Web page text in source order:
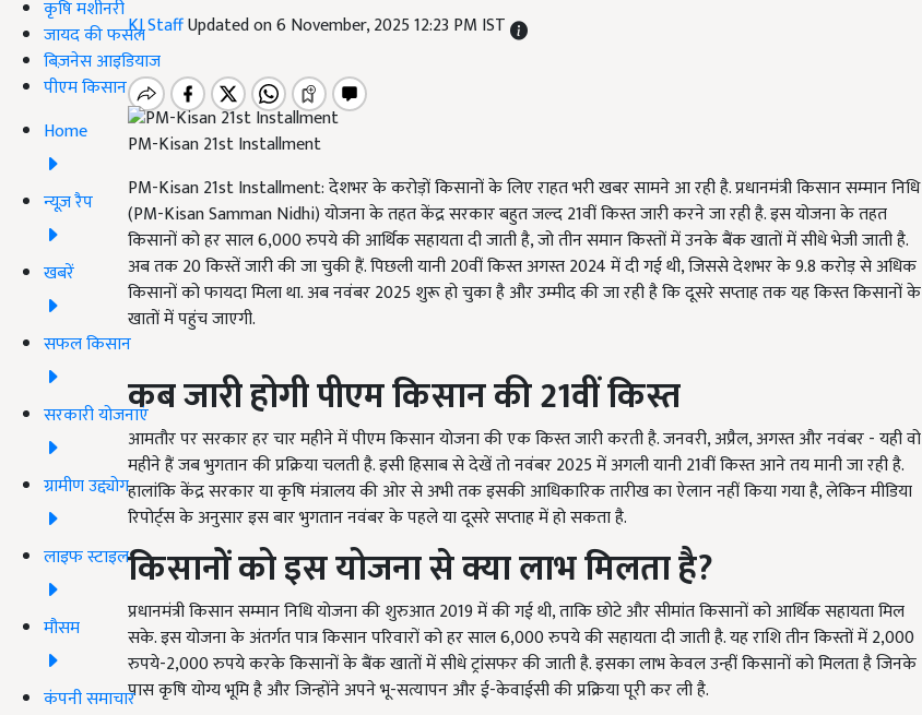
कृषि मशीनरी
जायद की फसल
बिज़नेस आइडियाज
पीएम किसान
Home
न्यूज़ रैप
खबरें
सफल किसान
सरकारी योजनाएं
ग्रामीण उद्द्योग
लाइफ स्टाइल
मौसम
कंपनी समाचार
KJ StaffUpdated on 6 November, 2025 12:23 PM IST
PM-Kisan 21st Installment
PM-Kisan 21st Installment: देशभर के करोड़ों किसानों के लिए राहत भरी खबर सामने आ रही है. प्रधानमंत्री किसान सम्मान निधि
(PM-Kisan Samman Nidhi) योजना के तहत केंद्र सरकार बहुत जल्द 21वीं किस्त जारी करने जा रही है. इस योजना के तहत
किसानों को हर साल 6,000 रुपये की आर्थिक सहायता दी जाती है, जो तीन समान किस्तों में उनके बैंक खातों में सीधे भेजी जाती है.
अब तक 20 किस्तें जारी की जा चुकी हैं. पिछली यानी 20वीं किस्त अगस्त 2024 में दी गई थी, जिससे देशभर के 9.8 करोड़ से अधिक
किसानों को फायदा मिला था. अब नवंबर 2025 शुरू हो चुका है और उम्मीद की जा रही है कि दूसरे सप्ताह तक यह किस्त किसानों के
खातों में पहुंच जाएगी.
कब जारी होगी पीएम किसान की 21वीं किस्त
आमतौर पर सरकार हर चार महीने में पीएम किसान योजना की एक किस्त जारी करती है. जनवरी, अप्रैल, अगस्त और नवंबर - यही वो
महीने हैं जब भुगतान की प्रक्रिया चलती है. इसी हिसाब से देखें तो नवंबर 2025 में अगली यानी 21वीं किस्त आने तय मानी जा रही है.
हालांकि केंद्र सरकार या कृषि मंत्रालय की ओर से अभी तक इसकी आधिकारिक तारीख का ऐलान नहीं किया गया है, लेकिन मीडिया
रिपोर्ट्स के अनुसार इस बार भुगतान नवंबर के पहले या दूसरे सप्ताह में हो सकता है.
किसानों को इस योजना से क्या लाभ मिलता है?
प्रधानमंत्री किसान सम्मान निधि योजना की शुरुआत 2019 में की गई थी, ताकि छोटे और सीमांत किसानों को आर्थिक सहायता मिल
सके. इस योजना के अंतर्गत पात्र किसान परिवारों को हर साल 6,000 रुपये की सहायता दी जाती है. यह राशि तीन किस्तों में 2,000
रुपये-2,000 रुपये करके किसानों के बैंक खातों में सीधे ट्रांसफर की जाती है. इसका लाभ केवल उन्हीं किसानों को मिलता है जिनके
पास कृषि योग्य भूमि है और जिन्होंने अपने भू-सत्यापन और ई-केवाईसी की प्रक्रिया पूरी कर ली है.